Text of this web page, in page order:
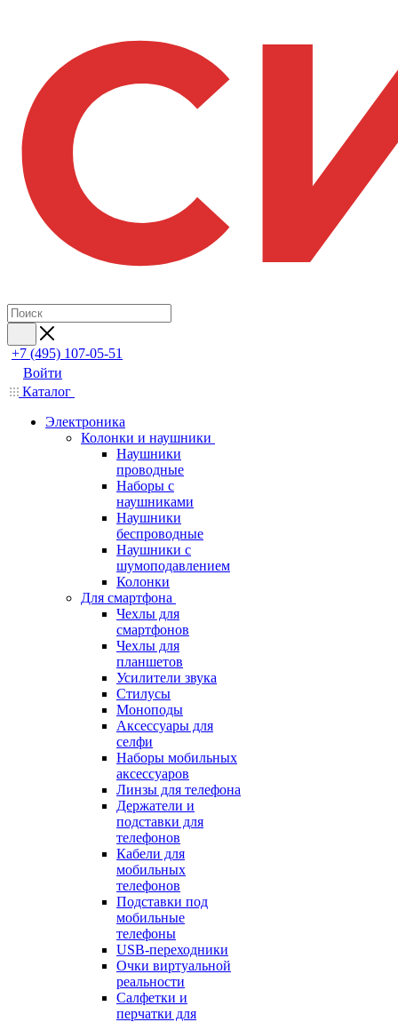
+7 (495) 107-05-51
Войти
Каталог
Электроника
Колонки и наушники
Наушники
проводные
Наборы с
наушниками
Наушники
беспроводные
Наушники с
шумоподавлением
Колонки
Для смартфона
Чехлы для
смартфонов
Чехлы для
планшетов
Усилители звука
Стилусы
Моноподы
Аксессуары для
селфи
Наборы мобильных
аксессуаров
Линзы для телефона
Держатели и
подставки для
телефонов
Кабели для
мобильных
телефонов
Подставки под
мобильные
телефоны
USB-переходники
Очки виртуальной
реальности
Салфетки и
перчатки для